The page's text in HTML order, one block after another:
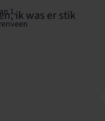
ik was er stik
1,